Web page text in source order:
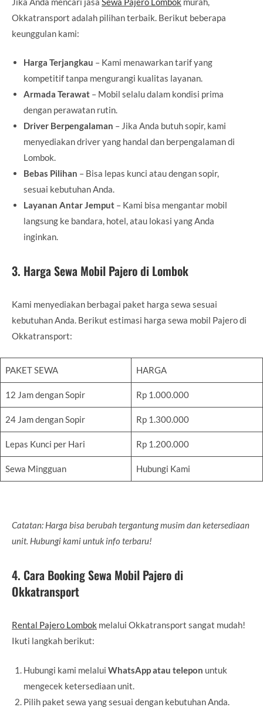
Okkatransport adalah pilihan terbaik. Berikut beberapa
keunggulan kami:
Harga Terjangkau – Kami menawarkan tarif yang
kompetitif tanpa mengurangi kualitas layanan.
Armada Terawat – Mobil selalu dalam kondisi prima
dengan perawatan rutin.
Driver Berpengalaman – Jika Anda butuh sopir, kami
menyediakan driver yang handal dan berpengalaman di
Lombok.
Bebas Pilihan – Bisa lepas kunci atau dengan sopir,
sesuai kebutuhan Anda.
Layanan Antar Jemput – Kami bisa mengantar mobil
langsung ke bandara, hotel, atau lokasi yang Anda
inginkan.
3. Harga Sewa Mobil Pajero di Lombok
Kami menyediakan berbagai paket harga sewa sesuai
kebutuhan Anda. Berikut estimasi harga sewa mobil Pajero di
Okkatransport:
PAKET SEWA HARGA
12 Jam dengan Sopir Rp 1.000.000
24 Jam dengan Sopir Rp 1.300.000
Lepas Kunci per Hari Rp 1.200.000
Sewa Mingguan Hubungi Kami
Catatan: Harga bisa berubah tergantung musim dan ketersediaan
unit. Hubungi kami untuk info terbaru!
4. Cara Booking Sewa Mobil Pajero di
Okkatransport
Rental Pajero Lombok melalui Okkatransport sangat mudah!
Ikuti langkah berikut:
Hubungi kami melalui WhatsApp atau telepon untuk
mengecek ketersediaan unit.
Pilih paket sewa yang sesuai dengan kebutuhan Anda.